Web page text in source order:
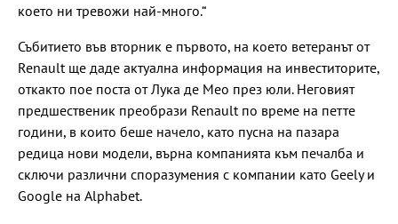
което ни тревожи най-много.“
Събитието във вторник е първото, на което ветеранът от
Renault ще даде актуална информация на инвеститорите,
откакто пое поста от Лука де Мео през юли. Неговият
предшественик преобрази Renault по време на петте
години, в които беше начело, като пусна на пазара
редица нови модели, върна компанията към печалба и
сключи различни споразумения с компании като Geely и
Google на Alphabet.